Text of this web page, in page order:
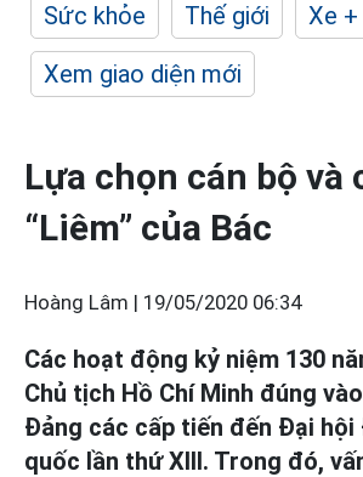
Sức khỏe
Thế giới
Xe +
Xem giao diện mới
Lựa chọn cán bộ và
“Liêm” của Bác
Hoàng Lâm | 19/05/2020 06:34
Các hoạt động kỷ niệm 130
Chủ tịch Hồ Chí Minh đúng
Đảng các cấp tiến đến Đại hội
quốc lần thứ XIII. Trong đó,